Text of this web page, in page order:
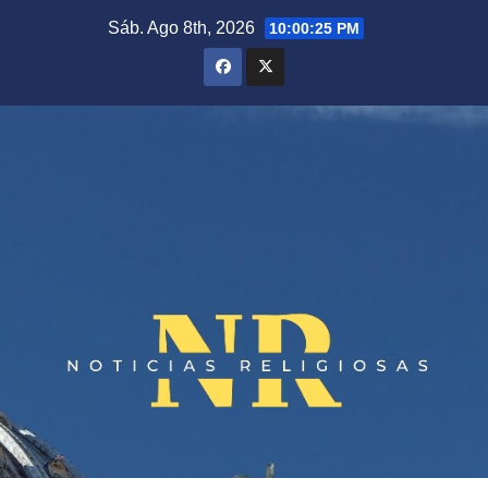
Sáb. Ago 8th, 2026 10:00:26 PM